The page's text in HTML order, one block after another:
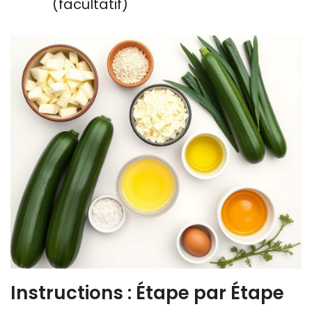
(facultatif)
Instructions : Étape par Étape